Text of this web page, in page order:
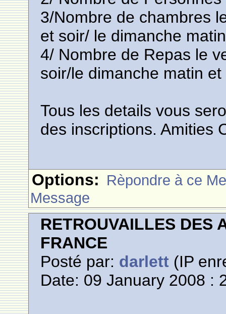
3/Nombre de chambres
et soir/ le dimanche
4/ Nombre de Repas le
soir/le dimanche matin et
Tous les details vous
des inscriptions. Amities
Options: Rèpondre à ce
Message
RETROUVAILLES DES
FRANCE
Posté par: darlett (IP
Date: 09 January 2008 :